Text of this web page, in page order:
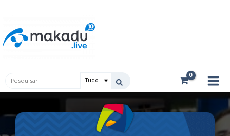
conteúdo
Pesquisar
...